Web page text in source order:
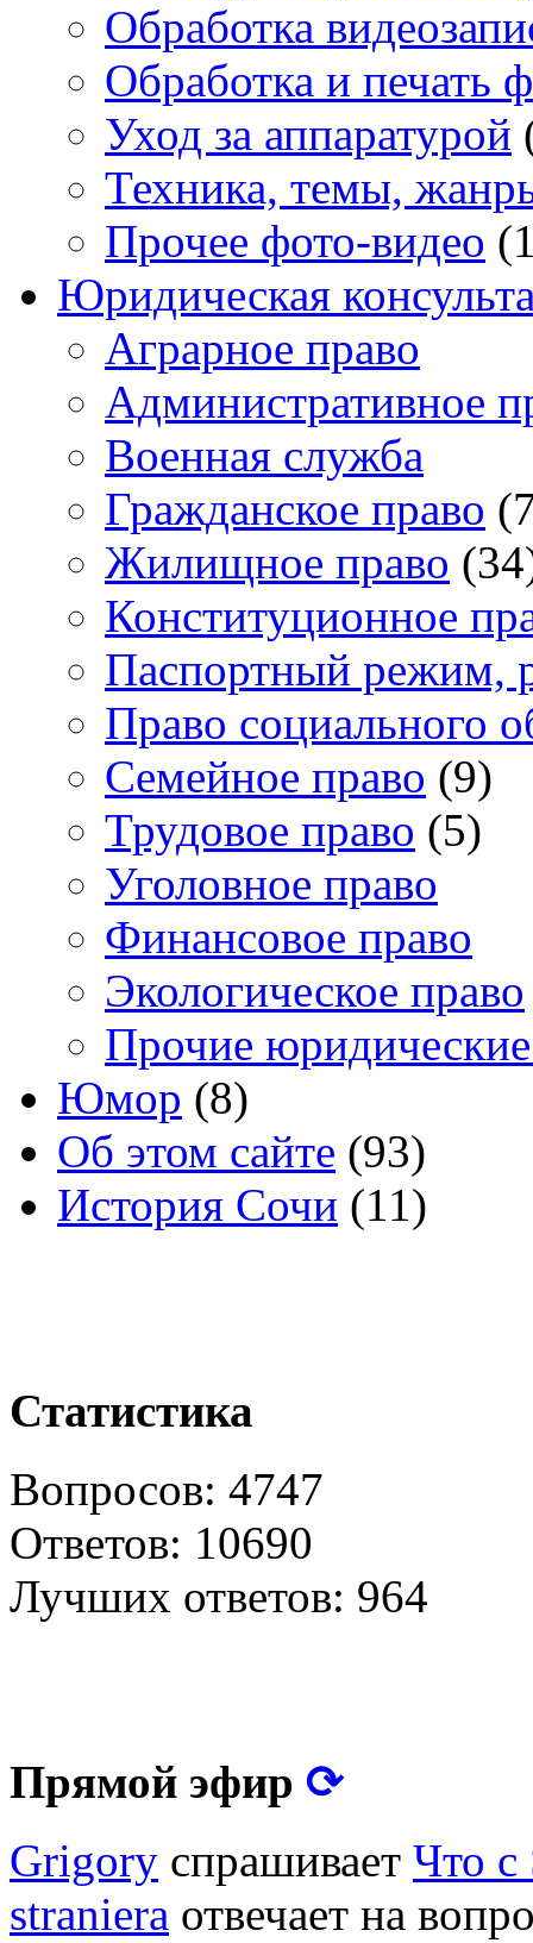
Обработка
Обработка и печать
Уход за аппаратурой
Техника, темы,
Прочее фото-видео
Юридическая
Аграрное право
Административное
Военная служба
Гражданское право
Жилищное право
Конституционное
Паспортный режим,
Право социального
Семейное право (9)
Трудовое право (5)
Уголовное право
Финансовое право
Экологическое право
Прочие
Юмор (8)
Об этом сайте (93)
История Сочи (11)
Статистика
Вопросов: 4747
Ответов: 10690
Лучших ответов: 964
Прямой эфир ⟳
Grigory спрашивает Что с
straniera отвечает на